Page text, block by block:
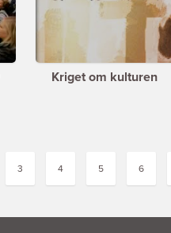
Kriget om kulturen
3 4 5 6